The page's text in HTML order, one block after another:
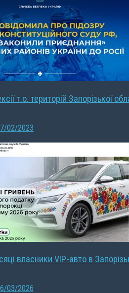
т.о. територій Запорізької
02/2023
власники VIP-авто в
03/2026